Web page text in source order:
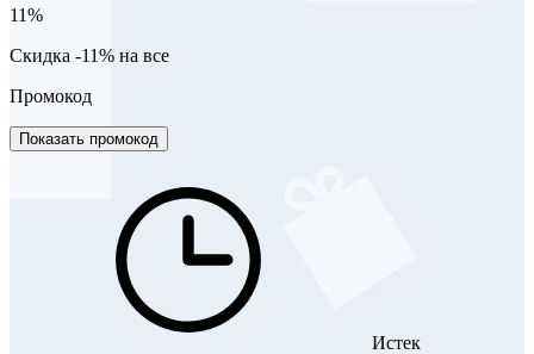
11%
Скидка -11% на все
Промокод
Показать промокод
Истек